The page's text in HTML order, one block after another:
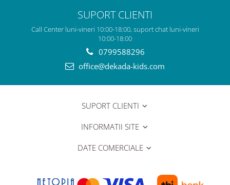
SUPORT CLIENTI
Call Center luni-vineri 10:00-18:00, suport chat luni-vineri
10:00-18:00
0799588296
office@dekada-kids.com
SUPORT CLIENTI
INFORMATII SITE
DATE COMERCIALE